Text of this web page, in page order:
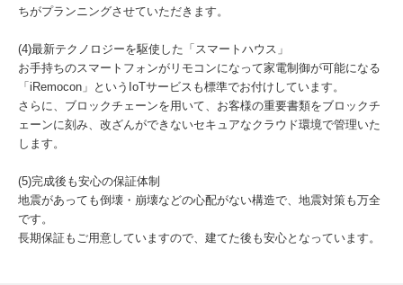
ちがプランニングさせていただきます。
(4)最新テクノロジーを駆使した「スマートハウス」
お手持ちのスマートフォンがリモコンになって家電制御が可能になる
「iRemocon」というIoTサービスも標準でお付けしています。
さらに、ブロックチェーンを用いて、お客様の重要書類をブロックチ
ェーンに刻み、改ざんができないセキュアなクラウド環境で管理いた
します。
(5)完成後も安心の保証体制
地震があっても倒壊・崩壊などの心配がない構造で、地震対策も万全
です。
長期保証もご用意していますので、建てた後も安心となっています。